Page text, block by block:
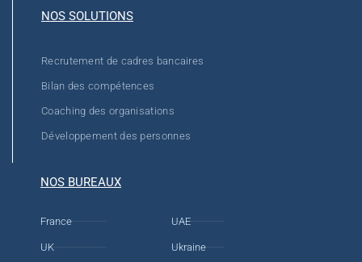
NOS SOLUTIONS
Recrutement de cadres bancaires
Bilan des compétences
Coaching des organisations
Développement des personnes
NOS BUREAUX
France
UK
UAE
Ukraine